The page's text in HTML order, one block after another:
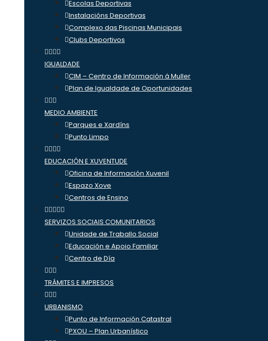
Escolas Deportivas
Instalacións Deportivas
Complexo das Piscinas Municipais
Clubs Deportivos
IGUALDADE
CIM – Centro de Información á Muller
Plan de Igualdade de Oportunidades
MEDIO AMBIENTE
Parques e Xardíns
Punto Limpo
EDUCACIÓN E XUVENTUDE
Oficina de Información Xuvenil
Espazo Xove
Centros de Ensino
SERVIZOS SOCIAIS COMUNITARIOS
Unidade de Traballo Social
Educación e Apoio Familiar
Centro de Día
TRÁMITES E IMPRESOS
URBANISMO
Punto de Información Catastral
PXOU – Plan Urbanístico